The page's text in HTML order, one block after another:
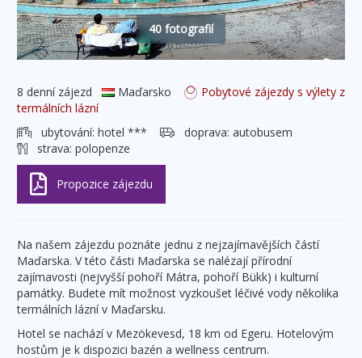
40 fotografií
8 denní zájezd Maďarsko
Pobytové zájezdy s výlety z
termálních lázní
ubytování: hotel *** doprava: autobusem
strava: polopenze
Na našem zájezdu poznáte jednu z nejzajímavějších částí
Maďarska. V této části Maďarska se nalézají přírodní
zajímavosti (nejvyšší pohoří Mátra, pohoří Bükk) i kulturní
památky. Budete mít možnost vyzkoušet léčivé vody několika
termálních lázní v Maďarsku.
Hotel se nachází v Mezökevesd, 18 km od Egeru. Hotelovým
hostům je k dispozici bazén a wellness centrum.